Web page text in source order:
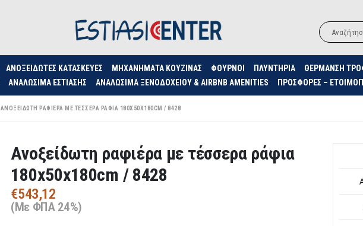
ΑΝΟΞΕΊΔΩΤΕΣ ΚΑΤΑΣΚΕΥΈΣ ΜΗΧΑΝΉΜΑΤΑ ΚΟΥΖΊΝΑΣ ΦΟΥΡΝΟΙ ΠΛΥΝΤΗΡΙΑ
ΘΈΡΜΑΝΣΗ
ΑΝΑΛΏΣΙΜΑ ΕΣΤΊΑΣΗΣ ΑΝΑΛΏΣΙΜΑ ΞΕΝΟΔΟΧΕΊΟΥ & AIRBNB AMENITIES ΠΡΟΣΦΟΡΈΣ –
ΑΝΟΞΕΊΔΩΤΗ ΡΑΦΙΈΡΑ ΜΕ ΤΈΣΣΕΡΑ ΡΆΦΙΑ 180X50X180CM / 8428
Ανοξείδωτη ραφιέρα με τέσσερα ράφια
180x50x180cm / 8428
€543,12
(Με ΦΠΑ 24%)